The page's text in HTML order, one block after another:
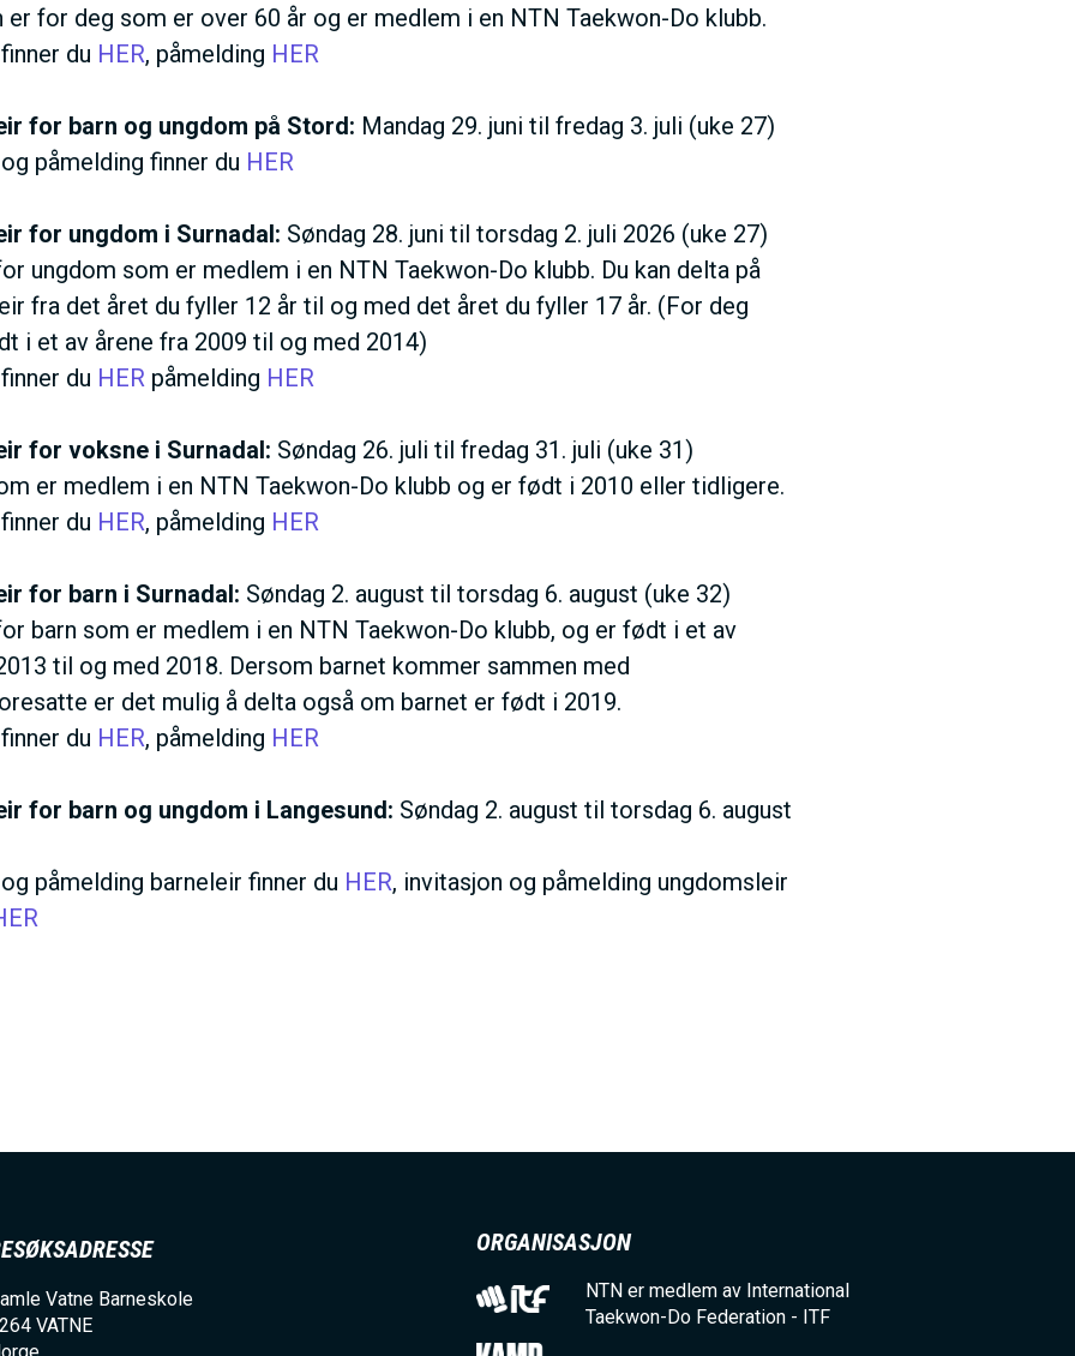
er for deg som er over 60 år og er medlem i en NTN Taekwon-Do klubb.
du HER, påmelding HER
for barn og ungdom på Stord: Mandag 29. juni til fredag 3. juli (uke 27)
påmelding finner du HER
for ungdom i Surnadal: Søndag 28. juni til torsdag 2. juli 2026 (uke 27)
ungdom som er medlem i en NTN Taekwon-Do klubb. Du kan delta på
fra det året du fyller 12 år til og med det året du fyller 17 år. (For deg
i et av årene fra 2009 til og med 2014)
du HER påmelding HER
for voksne i Surnadal: Søndag 26. juli til fredag 31. juli (uke 31)
er medlem i en NTN Taekwon-Do klubb og er født i 2010 eller tidligere.
du HER, påmelding HER
for barn i Surnadal: Søndag 2. august til torsdag 6. august (uke 32)
barn som er medlem i en NTN Taekwon-Do klubb, og er født i et av
til og med 2018. Dersom barnet kommer sammen med
er det mulig å delta også om barnet er født i 2019.
du HER, påmelding HER
for barn og ungdom i Langesund: Søndag 2. august til torsdag 6. august
påmelding barneleir finner du HER, invitasjon og påmelding ungdomsleir
Vatne Barneskole
VATNE
ORGANISASJON
NTN er medlem av International
Taekwon-Do Federation - ITF